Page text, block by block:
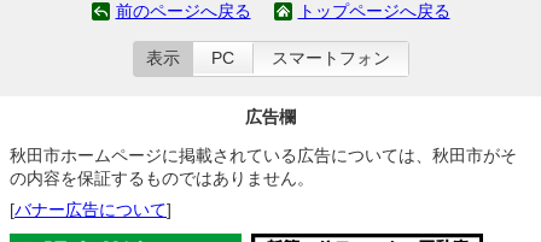
前のページへ戻る トップページへ戻る
表示 PC スマートフォン
広告欄
秋田市ホームページに掲載されている広告については、秋田市がそ
の内容を保証するものではありません。
[バナー広告について]